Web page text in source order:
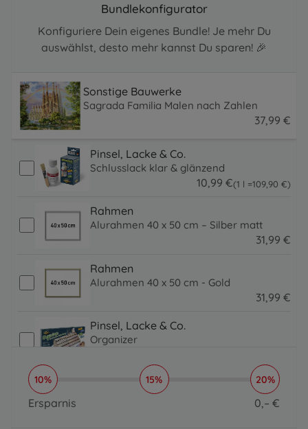
Bundlekonfigurator
Konfiguriere Dein eigenes Bundle! Je mehr Du
auswählst, desto mehr kannst Du sparen! 🎉
Sonstige Bauwerke
Sagrada Familia Malen nach Zahlen
37,99 €
Pinsel, Lacke & Co.
Schlusslack klar & glänzend
10 99 €(1 l =109 90 €
109.9 EUR )
Rahmen
Alurahmen 40 x 50 cm – Silber matt
31,99 €
Rahmen
Alurahmen 40 x 50 cm - Gold
31 99 €
Pinsel, Lacke & Co.
Organizer
16.99 EUR
Pinsel, Lacke & Co.
Paintmaster
19
10% 15% 20%
Ersparnis 0,– €